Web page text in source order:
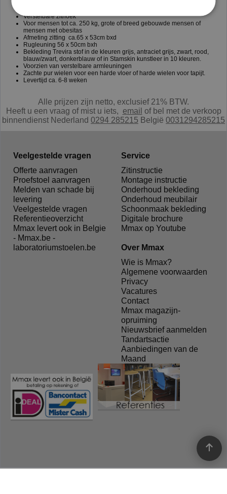
Verstelbare zithoek
Voor mensen tot ca. 250 kg, grote of breed gebouwde mensen of
mensen met obesitas
Afmeting zitting ca.65 x 53cm bxd
Rugleuning 56 x 50cm bxh
Bekleding Trevira stof in de kleuren grijs, antraciet grijs, zwart, rood,
blauw/zwart, donkerblauw of in Stamskin kunstleer in 10 kleuren.
Voorzien van verstelbare armleuningen
Zachte pur wielen voor een harde vloer of harde wielen voor tapijt.
Levertijd ca. 6-8 weken
Alle prijzen zijn netto, exclusief 21% BTW.
Heeft u een vraag of mist u iets, email of bel met de verkoop
binnendienst Nederland 0294 285215 België 0031294285215
Veelgestelde vragen
Offerte aanvragen
Proefstoel aanvragen
Melden van schade bij
levering
Veelgestelde vragen
Referentieoverzicht
Mmax levert ook in Belgie
- Mmax.be -
laboratoriumstoelen.be
Service
Zitinstructie
Montage instructie
Onderhoud bekleding
Onderhoud meubilair
Schoonmaak bekleding
Digitale brochure
Mmax op Youtube
Over Mmax
Wie is Mmax?
Algemene voorwaarden
Privacy
Vacatures
Contact
Mmax magazijn-
opruiming
Nieuwsbrief aanmelden
Tandartsactie
Aanbiedingen van de
Maand